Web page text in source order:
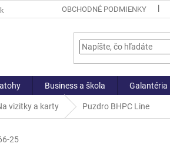
OBCHODNÉ PODMIENKY
Business a škola Galantéria
vizitky a karty Puzdro BHPC Line
25